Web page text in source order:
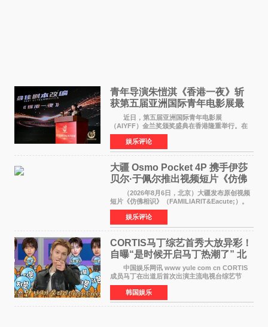
青年导演朱愷淇《香港一夜》斩
获第五届亚洲国际青年电影展最
佳剧本改编奖
近日，第五届亚洲国际青年电影展
（AIYFF）金兰奖颁奖盛典在香港隆重举行。在
这场汇聚数百位海内外电影人、文化界人士及媒
体代表的亚洲青年影视盛会上，香港本土电影
《香港一夜》（Dawn in Ho
娱乐评论
大疆 Osmo Pocket 4P 携手伊莎
贝尔·于佩尔推出视频短片《仿佛
相识》
（2026年8月6日，北京）大疆发布原创视频
短片《仿佛相识》（FAMILIARIT&Eacute;）。
视频短片由戛纳国际电影节最佳女演员伊莎贝尔·
于佩尔（Isabelle Huppert）主演，全程使用大
疆首款双主摄口
娱乐评论
CORTIS马丁综艺首秀大放异彩！
自曝“是时候开启马丁热潮了” 北
美巡演火热进行中
中国娱乐网讯 www yule com cn CORTIS
成员马丁在出道后首次出演主流电视台综艺节
目，展现了多才多艺的魅力。 马丁出演了5日
播出的MBC《Radio Star》Fashion与Passion
之间，I&lsquo;m
韩国娱乐